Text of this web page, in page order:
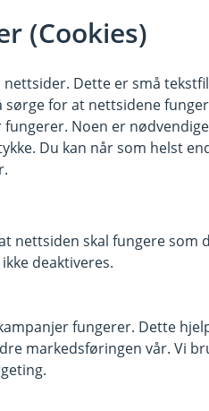
som også
for
han
blant
både
en plan
(Cookies)
Dette er små
for at nettsidene
Noen er
Du kan når som helst
nettsiden skal fungere som
deaktiveres.
fungerer. Dette
markedsføringen vår. Vi